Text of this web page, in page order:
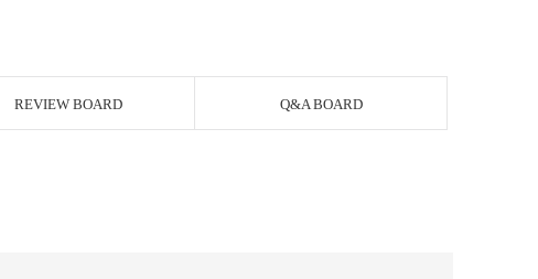
REVIEW BOARD Q&A BOARD